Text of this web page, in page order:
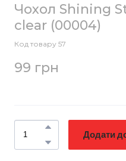
Чохол Shining
clear (00004)
Код товару 57
99 грн
Додати